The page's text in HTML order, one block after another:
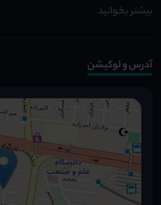
بیشتر بخوانید
آدرس و لوکیشن